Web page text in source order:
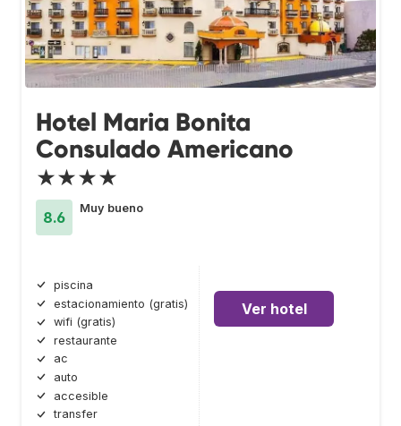
Hotel Maria Bonita
Consulado Americano
★★★★
8.6
Muy bueno
piscina
estacionamiento (gratis)
wifi (gratis)
restaurante
ac
auto
accesible
transfer
Ver hotel